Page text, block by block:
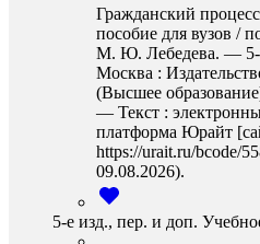
Гражданский
пособие для вузов /
М. Ю. Лебедева. — 5-
Москва :
(Высшее
— Текст :
платформа Юрайт
https://urait.ru/bcode/
09.08.2026).
5-е изд., пер. и доп.